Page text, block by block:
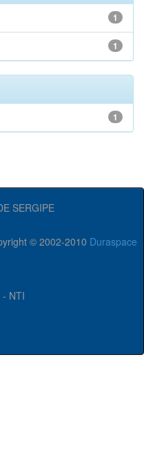
1
1
1
SERGIPE
© 2002-2010 Duraspace
NTI